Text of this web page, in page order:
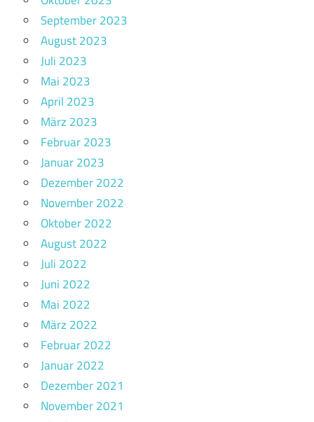
September 2023
August 2023
Juli 2023
Mai 2023
April 2023
März 2023
Februar 2023
Januar 2023
Dezember 2022
November 2022
Oktober 2022
August 2022
Juli 2022
Juni 2022
Mai 2022
März 2022
Februar 2022
Januar 2022
Dezember 2021
November 2021